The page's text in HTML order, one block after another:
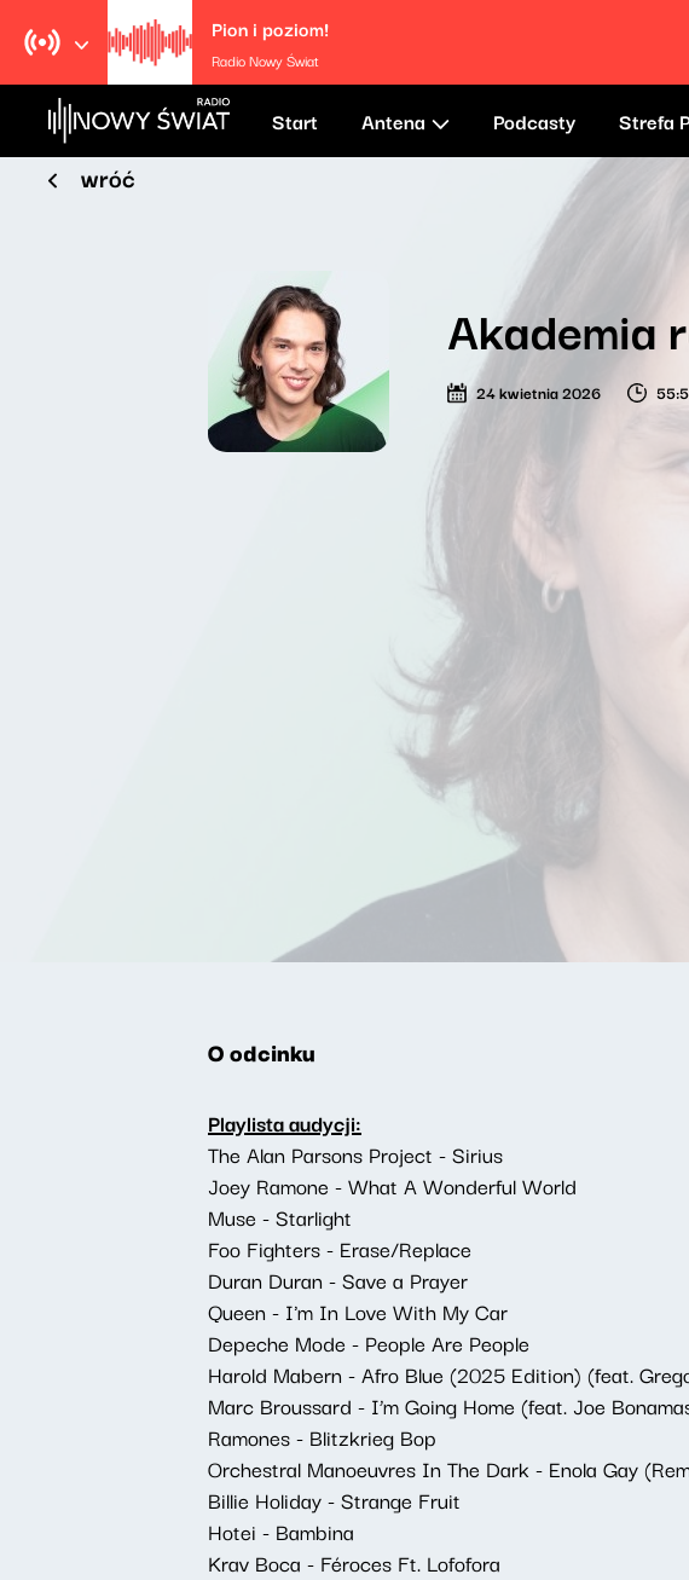
Pion i poziom!
Radio Nowy Świat
Start Antena Podcasty Strefa
wróć
Akademia
24 kwietnia 2026
O odcinku
Playlista audycji:
The Alan Parsons Project - Sirius
Joey Ramone - What A Wonderful World
Muse - Starlight
Foo Fighters - Erase/Replace
Duran Duran - Save a Prayer
Queen - I'm In Love With My Car
Depeche Mode - People Are People
Harold Mabern - Afro Blue (2025 Edition) (feat.
Marc Broussard - I’m Going Home (feat. Joe
Ramones - Blitzkrieg Bop
Orchestral Manoeuvres In The Dark - Enola Gay
Billie Holiday - Strange Fruit
Hotei - Bambina
Krav Boca - Féroces Ft. Lofofora